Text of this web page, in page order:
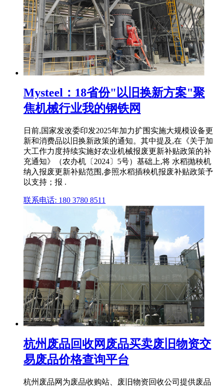
Mysteel：18省份"以旧换新方案"聚
焦机械行业我的钢铁网
日前,国家发改委印发2025年加力扩围实施大规模设备更
新和消费品以旧换新政策的通知。其中提及,在《关于加
大工作力度持续实施好农业机械报废更新补贴政策的补
充通知》（农办机〔2024〕5号）基础上,将 水稻抛秧机
纳入报废更新补贴范围,参照水稻插秧机报废补贴政策予
以支持；报 .
联系电话: 180 3780 8511
杭州废品回收网废品买卖废旧物资交
易废品价格查询平台
杭州废品网为废品收购站、废旧物资回收公司提供废品